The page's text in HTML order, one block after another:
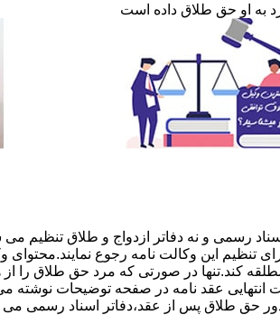
به او حق طلاق داده است
رسمی و نه دفاتر ازدواج و طلاق تنظیم می
تنظیم این وکالت نامه رجوع نمایند.محتوای
کند.تنها در صورتی که مرد حق طلاق را
عقد نامه در صفحه توضیحات نوشته
حق طلاق پس از عقد،دفاتر اسناد رسمی می